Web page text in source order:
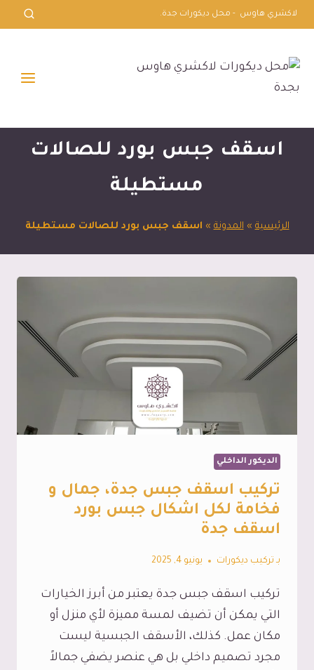
التجاوز
إلى
لاكشري هاوس - محل ديكورات جدة.
اسقف جبس بورد للصالات
مستطيلة
الرئيسية»المدونة» اسقف جبس بورد للصالات مستطيلة
الديكور الداخلي
تركيب اسقف جبس جدة، جمال و
فخامة لكل اشكال جبس بورد
اسقف جدة
بـ تركيب ديكورات يونيو 4, 2025
تركيب اسقف جبس جدة يعتبر من أبرز الخيارات
التي يمكن أن تضيف لمسة مميزة لأي منزل أو
مكان عمل. كذلك، الأسقف الجبسية ليست
مجرد تصميم داخلي بل هي عنصر يضفي جمالاً